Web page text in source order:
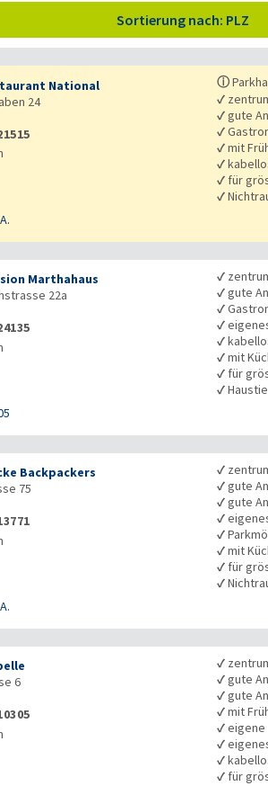
Sortierung nach: PLZ
National
24
ⓘ
✓
✓gute
✓
✓mit
✓
✓ für
✓
Marthahaus
22a
✓
✓gute
✓
✓
✓
✓mit
✓ für
✓
Backpackers
75
✓
✓gute
✓gute
✓
✓
✓mit
✓ für
✓
6
✓
✓gute
✓gute
✓mit
✓eigene
✓
✓
✓ für